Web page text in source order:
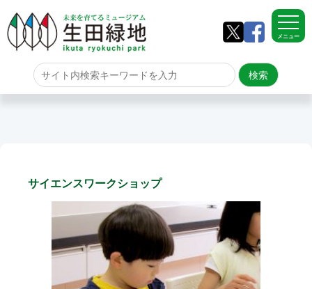
メニュー
ホーム
生田緑地について
園内のご案内
サイエンスワークショップ